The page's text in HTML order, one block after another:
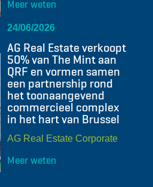
Meer weten
24/06/2026
AG Real Estate verkoopt
50% van The Mint aan
QRF en vormen samen
een partnership rond
het toonaangevend
commercieel complex
in het hart van Brussel
AG Real Estate Corporate
Meer weten